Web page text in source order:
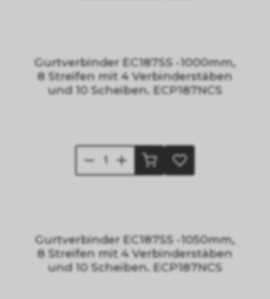
Gurtverbinder EC187SS -1000mm,
8 Streifen mit 4 Verbinderstäben
und 10 Scheiben. ECP187NCS
Gurtverbinder EC187SS -1050mm,
8 Streifen mit 4 Verbinderstäben
und 10 Scheiben. ECP187NCS